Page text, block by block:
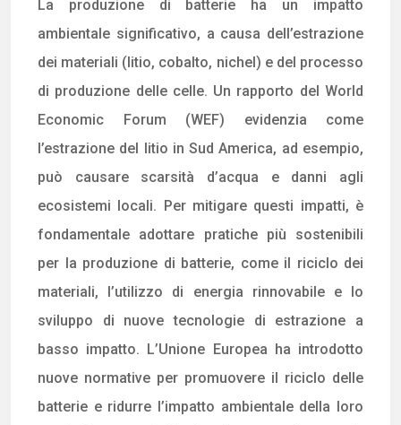
La produzione di batterie ha un impatto
ambientale significativo, a causa dell’estrazione
dei materiali (litio, cobalto, nichel) e del processo
di produzione delle celle. Un rapporto del World
Economic Forum (WEF) evidenzia come
l’estrazione del litio in Sud America, ad esempio,
può causare scarsità d’acqua e danni agli
ecosistemi locali. Per mitigare questi impatti, è
fondamentale adottare pratiche più sostenibili
per la produzione di batterie, come il riciclo dei
materiali, l’utilizzo di energia rinnovabile e lo
sviluppo di nuove tecnologie di estrazione a
basso impatto. L’Unione Europea ha introdotto
nuove normative per promuovere il riciclo delle
batterie e ridurre l’impatto ambientale della loro